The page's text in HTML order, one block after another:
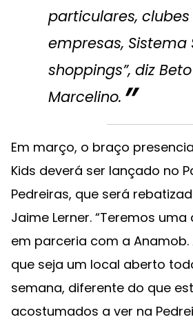
particulares, clubes
empresas, Sistema
shoppings”, diz Beto
Marcelino.
Em março, o braço
Kids deverá ser lançado no
Pedreiras, que será
Jaime Lerner. “Teremos uma
em parceria com a
que seja um local aberto
semana, diferente do que
acostumados a ver na